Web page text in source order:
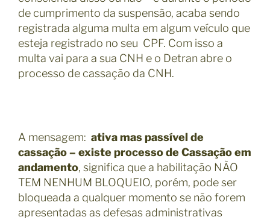
de cumprimento da suspensão, acaba sendo
registrada alguma multa em algum veículo que
esteja registrado no seu CPF. Com isso a
multa vai para a sua CNH e o Detran abre o
processo de cassação da CNH.
A mensagem: ativa mas passível de
cassação – existe processo de Cassação em
andamento, significa que a habilitação NÃO
TEM NENHUM BLOQUEIO, porém, pode ser
bloqueada a qualquer momento se não forem
apresentadas as defesas administrativas